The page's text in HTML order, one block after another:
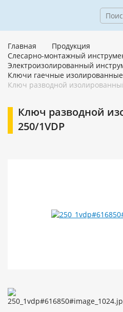
Главная
Продукция
Слесарно-монтажный
Электроизолированный
Ключи гаечные изолированные
Ключ разводной
Ключ разводной
250/1VDP